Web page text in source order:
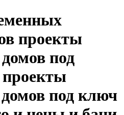
проекты
под
под ключ